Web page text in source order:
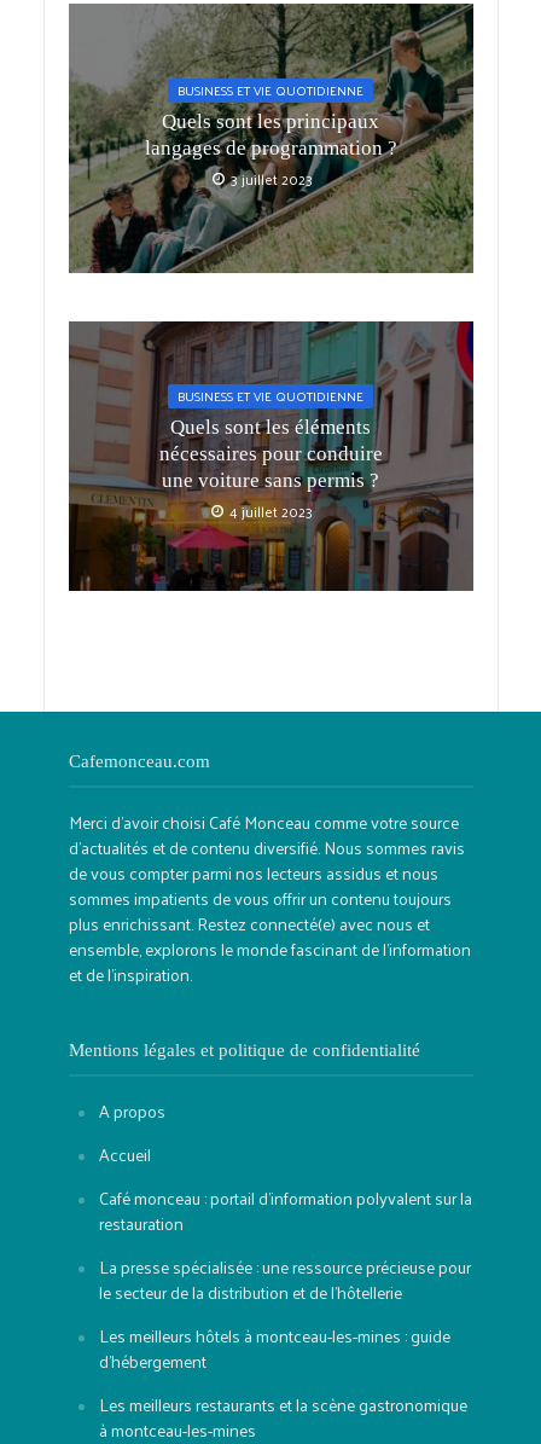
BUSINESS ET VIE QUOTIDIENNE
Quels sont les principaux
langages de programmation ?
3 juillet 2023
BUSINESS ET VIE QUOTIDIENNE
Quels sont les éléments
nécessaires pour conduire
une voiture sans permis ?
4 juillet 2023
Cafemonceau.com
Merci d'avoir choisi Café Monceau comme votre source
d'actualités et de contenu diversifié. Nous sommes ravis
de vous compter parmi nos lecteurs assidus et nous
sommes impatients de vous offrir un contenu toujours
plus enrichissant. Restez connecté(e) avec nous et
ensemble, explorons le monde fascinant de l'information
et de l'inspiration.
Mentions légales et politique de confidentialité
A propos
Accueil
Café monceau : portail d’information polyvalent sur la
restauration
La presse spécialisée : une ressource précieuse pour
le secteur de la distribution et de l’hôtellerie
Les meilleurs hôtels à montceau-les-mines : guide
d’hébergement
Les meilleurs restaurants et la scène gastronomique
à montceau-les-mines